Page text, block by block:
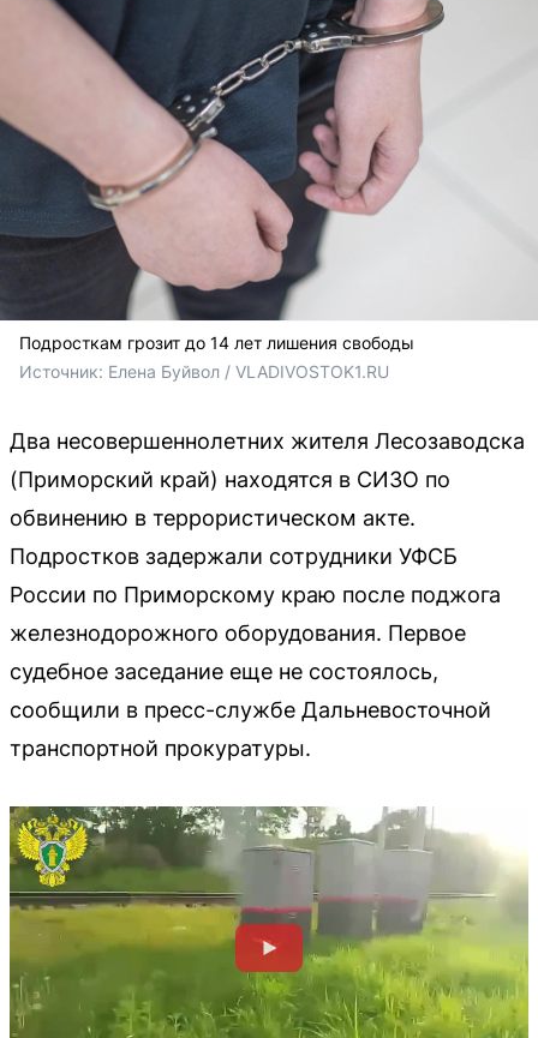
Подросткам грозит до 14 лет лишения свободы
Источник: Елена Буйвол / VLADIVOSTOK1.RU
Два несовершеннолетних жителя Лесозаводска
(Приморский край) находятся в СИЗО по
обвинению в террористическом акте.
Подростков задержали сотрудники УФСБ
России по Приморскому краю после поджога
железнодорожного оборудования. Первое
судебное заседание еще не состоялось,
сообщили в пресс-службе Дальневосточной
транспортной прокуратуры.